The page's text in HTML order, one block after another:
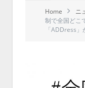
Home ニ
制で全国どこ
「ADDress